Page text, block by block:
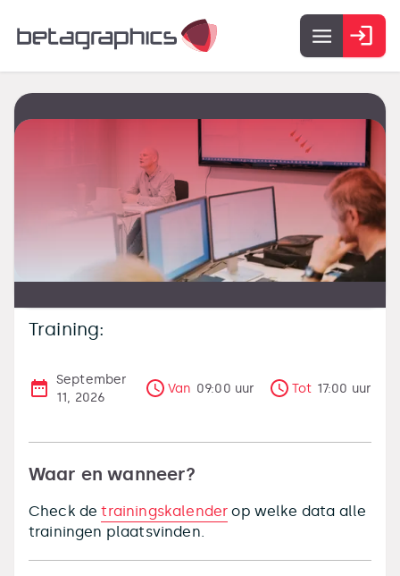
Training:
September
11, 2026
Van 09:00 uur Tot 17:00 uur
Waar en wanneer?
Check detrainingskalender op welke data alle
trainingen plaatsvinden.